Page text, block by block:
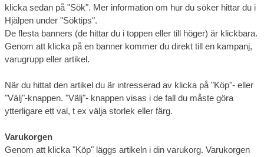
klicka sedan på "Sök". Mer information om hur du söker hittar du i
Hjälpen under "Söktips".
De flesta banners (de hittar du i toppen eller till höger) är klickbara.
Genom att klicka på en banner kommer du direkt till en kampanj,
varugrupp eller artikel.
När du hittat den artikel du är intresserad av klicka på "Köp"- eller
"Välj"-knappen. "Välj"- knappen visas i de fall du måste göra
ytterligare ett val, t ex välja storlek eller färg.
Varukorgen
Genom att klicka "Köp" läggs artikeln i din varukorg. Varukorgen